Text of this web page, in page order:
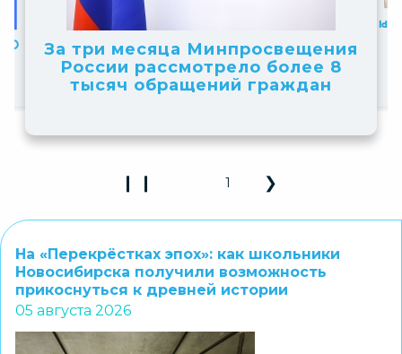
8 10
Новосибирские школьники
победители
конкурса «Большаяполучение
НТО»
10
Официальный комментарий
Минпросвещения России
Play Pause 3D Carousel
❙ ❙
Previous Slide
2
Next Slide
❯
На «Перекрёстках эпох»: как школьники
Новосибирска получили возможность
прикоснуться к древней истории
05 августа 2026